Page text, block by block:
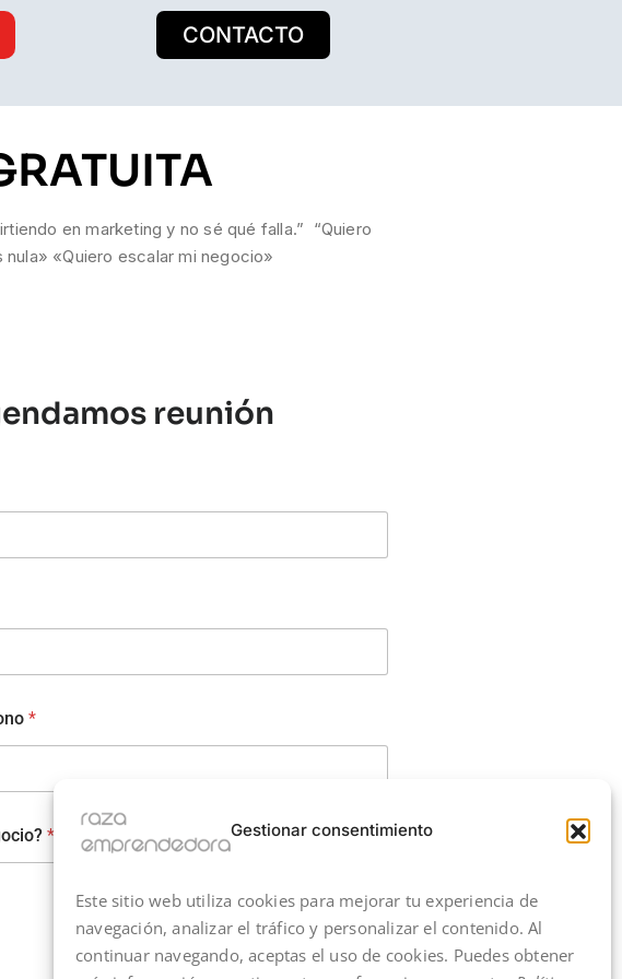
Gestionar consentimiento
Este sitio web utiliza cookies para mejorar tu experiencia de
navegación, analizar el tráfico y personalizar el contenido. Al
continuar navegando, aceptas el uso de cookies. Puedes obtener
CONTACTO
en marketing y no sé qué falla.” “Quiero
«Quiero escalar mi negocio»
reunión
*
*